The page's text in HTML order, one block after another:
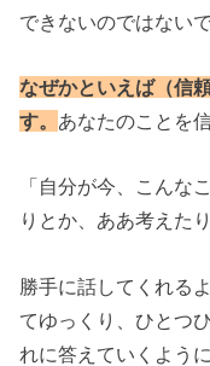
できないのではない
なぜかといえば（信
す。 あなたのことを
「自分が今、こんな
りとか、ああ考えた
勝手に話してくれる
てゆっくり、ひとつ
れに答えていくよう